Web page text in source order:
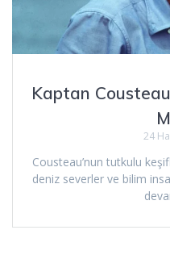
Kaptan
24
Cousteau’nun tutkulu
deniz severler ve bilim